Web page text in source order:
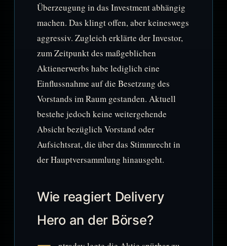
Überzeugung in das Investment abhängig
machen. Das klingt offen, aber keineswegs
aggressiv. Zugleich erklärte der Investor,
zum Zeitpunkt des maßgeblichen
Aktienerwerbs habe lediglich eine
Einflussnahme auf die Besetzung des
Vorstands im Raum gestanden. Aktuell
bestehe jedoch keine weitergehende
Absicht bezüglich Vorstand oder
Aufsichtsrat, die über das Stimmrecht in
der Hauptversammlung hinausgeht.
Wie reagiert Delivery
Hero an der Börse?